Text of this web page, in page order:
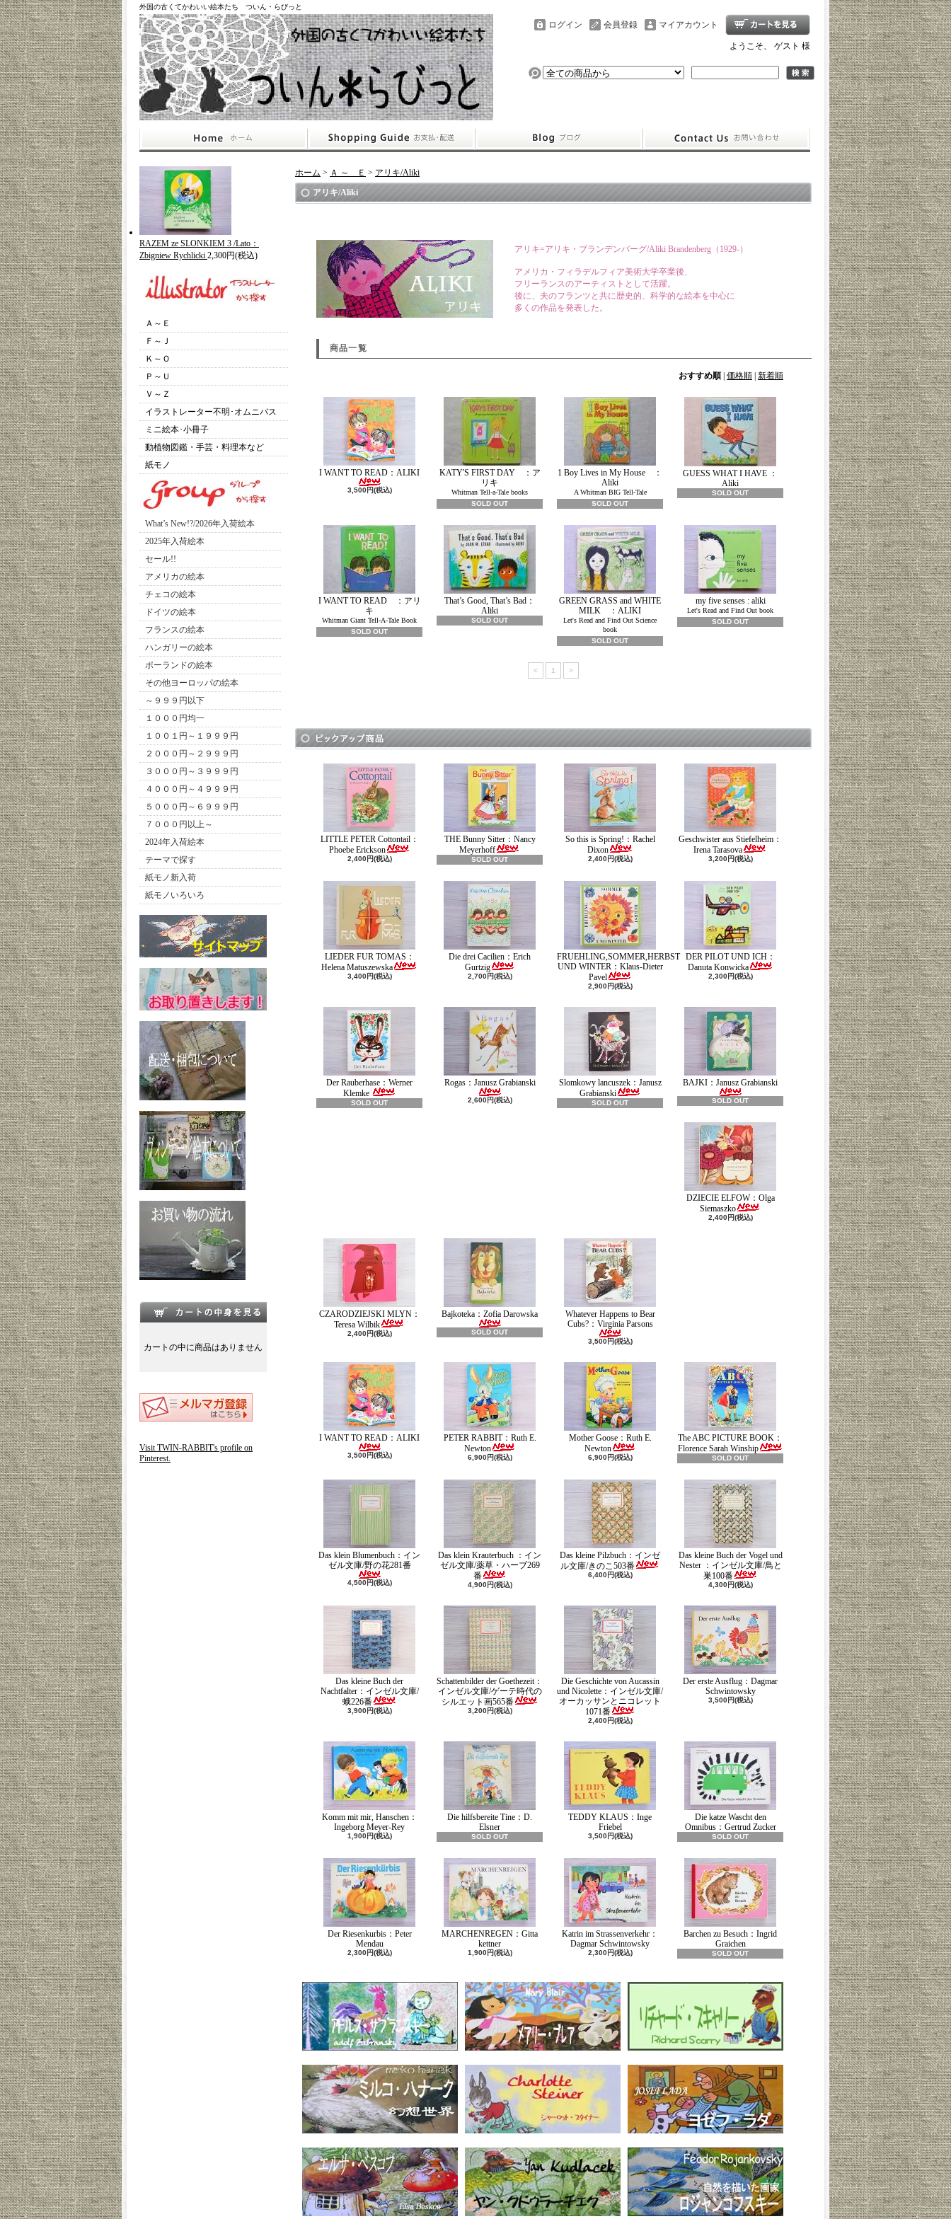
外国の古くてかわいい絵本たち ついん・らびっと
マイアカウント
会員登録
ログイン
ようこそ、 ゲスト 様
RAZEM ze SLONKIEM 3 /Lato：
Zbigniew Rychlicki 2,300円(税込)
Ａ～Ｅ
Ｆ～Ｊ
Ｋ～Ｏ
Ｐ～Ｕ
Ｖ～Ｚ
イラストレーター不明･オムニバス
ミニ絵本･小冊子
動植物図鑑・手芸・料理本など
紙モノ
What’s New!?/2026年入荷絵本
2025年入荷絵本
セール!!
アメリカの絵本
チェコの絵本
ドイツの絵本
フランスの絵本
ハンガリーの絵本
ポーランドの絵本
その他ヨーロッパの絵本
～９９９円以下
１０００円均一
１００１円～１９９９円
２０００円～２９９９円
３０００円～３９９９円
４０００円～４９９９円
５０００円～６９９９円
７０００円以上～
2024年入荷絵本
テーマで探す
紙モノ新入荷
紙モノいろいろ
カートの中に商品はありません
Visit TWIN-RABBIT's profile on
Pinterest.
ホーム > Ａ ～ Ｅ > アリキ/Aliki
アリキ/Aliki
アリキ=アリキ・ブランデンバーグ/Aliki Brandenberg（1929-）
アメリカ・フィラデルフィア美術大学卒業後、
フリーランスのアーティストとして活躍。
後に、夫のフランツと共に歴史的、科学的な絵本を中心に
多くの作品を発表した。
商品一覧
おすすめ順 価格順 新着順
I WANT TO READ：ALIKI
3,500円(税込)
KATY'S FIRST DAY ：ア
リキ
Whitman Tell-a-Tale books
SOLD OUT
1 Boy Lives in My House ：
Aliki
A Whitman BIG Tell-Tale
SOLD OUT
GUESS WHAT I HAVE ：
Aliki
SOLD OUT
I WANT TO READ ：アリ
キ
Whitman Giant Tell-A-Tale Book
SOLD OUT
That’s Good, That’s Bad：
Aliki
SOLD OUT
GREEN GRASS and WHITE
MILK ：ALIKI
Let's Read and Find Out Science
book
SOLD OUT
my five senses : aliki
Let's Read and Find Out book
SOLD OUT
< 1 >
LITTLE PETER Cottontail：
Phoebe Erickson
2,400円(税込)
THE Bunny Sitter：Nancy
Meyerhoff
SOLD OUT
So this is Spring!：Rachel
Dixon
2,400円(税込)
Geschwister aus Stiefelheim：
Irena Tarasova
3,200円(税込)
LIEDER FUR TOMAS：
Helena Matuszewska
3,400円(税込)
Die drei Cacilien：Erich
Gurtzig
2,700円(税込)
FRUEHLING,SOMMER,HERBST
UND WINTER：Klaus-Dieter
Pavel
2,900円(税込)
DER PILOT UND ICH：
Danuta Konwicka
2,300円(税込)
Der Rauberhase：Werner
Klemke
SOLD OUT
Rogas：Janusz Grabianski
2,600円(税込)
Slomkowy lancuszek：Janusz
Grabianski
SOLD OUT
BAJKI：Janusz Grabianski
SOLD OUT
DZIECIE ELFOW：Olga
Siemaszko
2,400円(税込)
CZARODZIEJSKI MLYN：
Teresa Wilbik
2,400円(税込)
Bajkoteka：Zofia Darowska
SOLD OUT
Whatever Happens to Bear
Cubs?：Virginia Parsons
3,500円(税込)
I WANT TO READ：ALIKI
3,500円(税込)
PETER RABBIT：Ruth E.
Newton
6,900円(税込)
Mother Goose：Ruth E.
Newton
6,900円(税込)
The ABC PICTURE BOOK：
Florence Sarah Winship
SOLD OUT
Das klein Blumenbuch：イン
ゼル文庫/野の花281番
4,500円(税込)
Das klein Krauterbuch ：イン
ゼル文庫/薬草・ハーブ269
番
4,900円(税込)
Das kleine Pilzbuch：インゼ
ル文庫/きのこ503番
6,400円(税込)
Das kleine Buch der Vogel und
Nester ：インゼル文庫/鳥と
巣100番
4,300円(税込)
Das kleine Buch der
Nachtfalter：インゼル文庫/
蛾226番
3,900円(税込)
Schattenbilder der Goethezeit：
インゼル文庫/ゲーテ時代の
シルエット画565番
3,200円(税込)
Die Geschichte von Aucassin
und Nicolette：インゼル文庫/
オーカッサンとニコレット
1071番
2,400円(税込)
Der erste Ausflug：Dagmar
Schwintowsky
3,500円(税込)
Komm mit mir, Hanschen：
Ingeborg Meyer-Rey
1,900円(税込)
Die hilfsbereite Tine：D.
Elsner
SOLD OUT
TEDDY KLAUS：Inge
Friebel
3,500円(税込)
Die katze Wascht den
Omnibus：Gertrud Zucker
SOLD OUT
Der Riesenkurbis：Peter
Mendau
2,300円(税込)
MARCHENREGEN：Gitta
kettner
1,900円(税込)
Katrin im Strassenverkehr：
Dagmar Schwintowsky
2,300円(税込)
Barchen zu Besuch：Ingrid
Graichen
SOLD OUT